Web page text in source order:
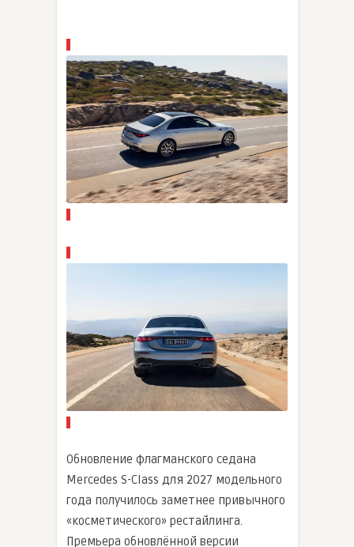
Обновление флагманского седана
Mercedes S-Class для 2027 модельного
года получилось заметнее привычного
«косметического» рестайлинга.
Премьера обновлённой версии